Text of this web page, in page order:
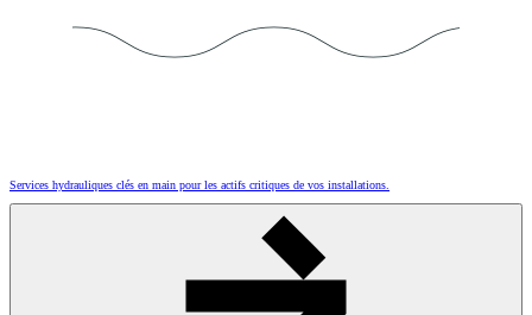
Services hydrauliques clés en main pour les actifs critiques de vos installations.